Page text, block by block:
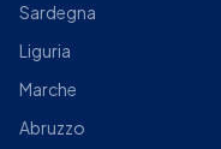
Sardegna
Liguria
Marche
Abruzzo